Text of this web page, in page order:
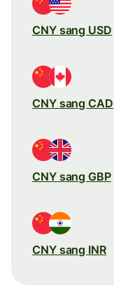
CNY sang USD
CNY sang CAD
CNY sang GBP
CNY sang INR